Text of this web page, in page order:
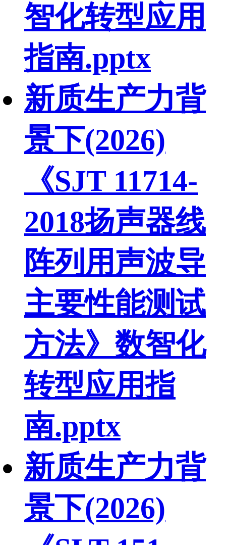
智化转型应用
指南.pptx
新质生产力背
景下(2026)
《SJT 11714-
2018扬声器线
阵列用声波导
主要性能测试
方法》数智化
转型应用指
南.pptx
新质生产力背
景下(2026)